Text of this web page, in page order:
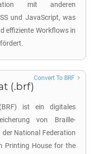
mit anderen
und JavaScript, was
effiziente Workflows in
(.brf)
ist ein digitales
von Braille-
National Federation
Printing House for the
Convert To BRF